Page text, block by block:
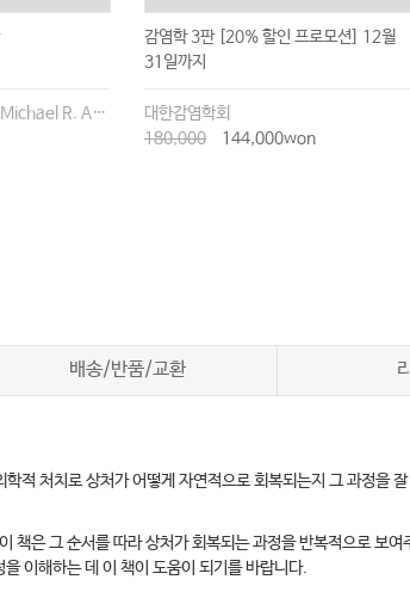
David J. Gawkrodger, Michael R. Ardern-Jones
감염학 3판 [20% 할인 프로모션] 12월
31일까지
대한감염학회
180,000
144,000won
배송/반품/교환
적 처치로 상처가 어떻게 자연적으로 회복되는지 그 과정을
은 그 순서를 따라 상처가 회복되는 과정을 반복적으로 보
이해하는 데 이 책이 도움이 되기를 바랍니다.